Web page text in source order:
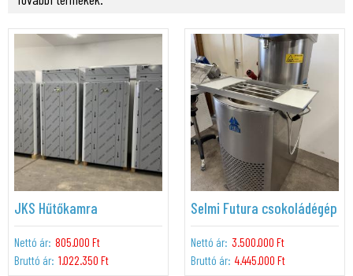
JKS Hűtőkamra
Nettó ár: 805.000 Ft
Bruttó ár: 1.022.350 Ft
Selmi Futura csokoládégép
Nettó ár: 3.500.000 Ft
Bruttó ár: 4.445.000 Ft